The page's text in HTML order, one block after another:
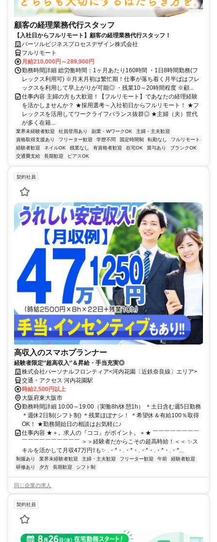
顧客の経理業務代行スタッフ
【入社日からフルリモート】顧客の経理業務代行スタッフ！
パーソルビジネスプロセスデザイン株式会社
フルリモート
月給210,000円～289,900円
勤務時間詳細 総労働時間：1ヶ月あたり160時間 ・1日8時間勤務(フ
レックス利用可) ※月末月初は繁忙期！仕事が落ち着く月半ばはフレ
ックスを利用して早上がりが可能◎ ・残業10～20時間程度 ※顧...
仕事内容 主婦の方も大歓迎！【フルリモート】であなたの経理経験
を活かしませんか？ ★採用選考～入社初日からフルリモート！ ★フ
レックスを活用してワークライフバランス抜群◎ ★主婦（夫）世代
が多く在籍...
業界未経験者歓迎 社員登用あり 副業・WワークOK
主婦・主夫歓迎
資格取得支援あり
フリーター歓迎 学歴不問 固定時間制 転勤なし
フルリモート
経験者歓迎
ネイルOK 残業なし 有資格者歓迎 在宅OK 賞与あり
ブランクOK
交通費支給
長期歓迎 ピアスOK
契約社員
高収入のスマホプランナー
経験者限定‘’超高収入‘’＆昇給・手当充実◎
株式会社パーソナルフロンティア<河内花園〔近鉄奈良線〕エリア>
交通・アクセス 河内花園駅
時給2,500円以上
大阪府東大阪市
勤務時間詳細 10:00～19:00（実働8h/休憩1h） ＊土日含む週5日勤務
＊週休2日制(シフト制) ＊残業ほぼナシ！ ＊希望休＆有給100％取得
OK！ ★勤務開始日の相談はお気軽に♪
仕事内容 ★＋。求人の『ココ』がポイント。＋★ ￣￣￣￣￣￣￣￣
￣￣￣￣￣￣￣￣￣￣ ＞＞経験者だからこその超高時給！＜＜ ✨ス
キルを活かして月収47万円⇧も✨ .・*・.・*・.・*・.・*・.・*...
制服あり 業界未経験者歓迎 主婦・主夫歓迎 フリーター歓迎 午前
経験者歓迎
研修あり
夕方 長期歓迎 シフト制
同じ企業の求人
契約社員